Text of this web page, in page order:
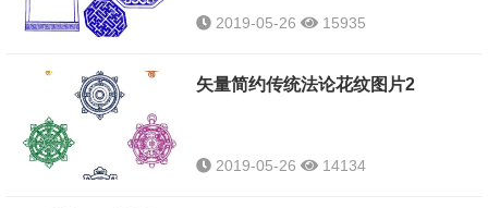
2019-05-26 15935
矢量简约传统法论花纹图片2
2019-05-26 14134